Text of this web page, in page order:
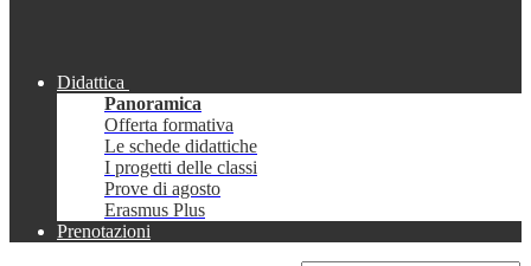
Didattica
Panoramica
Offerta formativa
Le schede didattiche
I progetti delle classi
Prove di agosto
Erasmus Plus
Prenotazioni